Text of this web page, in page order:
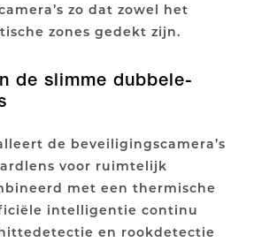
zo dat zowel het
zones gedekt zijn.
de slimme dubbele-
de beveiligingscamera’s
voor ruimtelijk
met een thermische
intelligentie continu
en rookdetectie